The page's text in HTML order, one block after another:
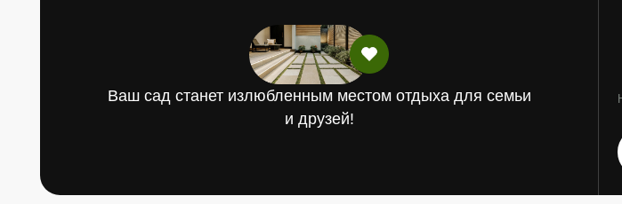
Наши менеджеры с многолетним опытом работы, с
Clean Garden